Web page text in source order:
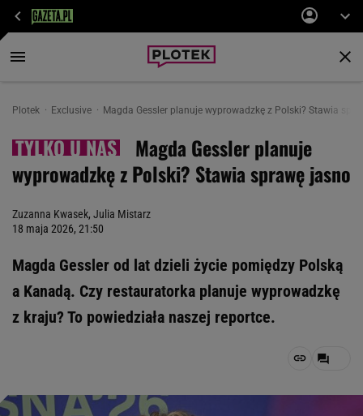
Plotek Exclusive Magda Gessler planuje wyprowadzkę z Polski? Stawia
Magda Gessler planuje
wyprowadzkę z Polski? Stawia sprawę jasno
Zuzanna Kwasek, Julia Mistarz
18 maja 2026, 21:50
Magda Gessler od lat dzieli życie pomiędzy Polską
a Kanadą. Czy restauratorka planuje wyprowadzkę
z kraju? To powiedziała naszej reportce.